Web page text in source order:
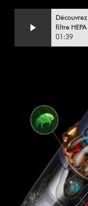
Transcript
transcription
filtre HEPA
01:39